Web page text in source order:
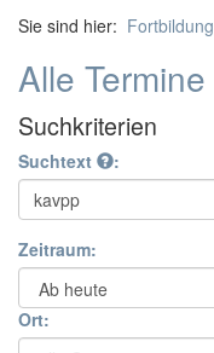
Sie sind hier: Fortbildung
Alle Termine
Suchkriterien
Suchtext :
Zeitraum:
Ort: